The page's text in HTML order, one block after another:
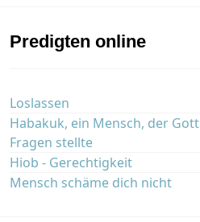
Predigten online
Loslassen
Habakuk, ein Mensch, der Gott
Fragen stellte
Hiob - Gerechtigkeit
Mensch schäme dich nicht